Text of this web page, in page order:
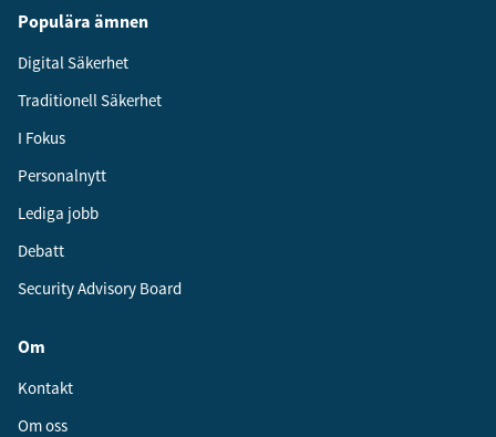
Populära ämnen
Digital Säkerhet
Traditionell Säkerhet
I Fokus
Personalnytt
Lediga jobb
Debatt
Security Advisory Board
Om
Kontakt
Om oss